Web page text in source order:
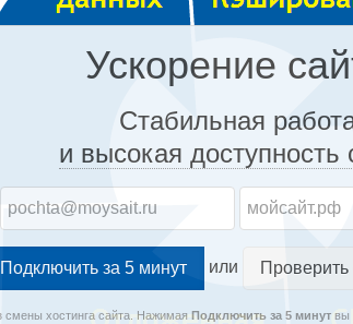
Ускорение
Стабильная
и высокая доступность
или Проверить
смены хостинга сайта. Нажимая Подключить за 5 минутвы